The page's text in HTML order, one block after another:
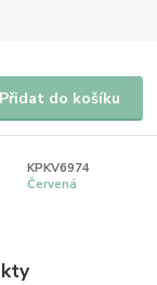
Přidat do košíku
KPKV6974
Červená